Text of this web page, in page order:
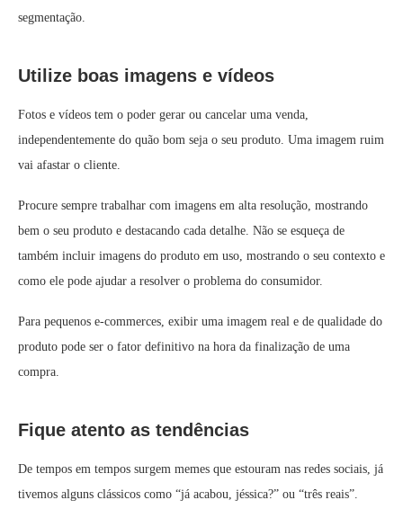
segmentação.
Utilize boas imagens e vídeos
Fotos e vídeos tem o poder gerar ou cancelar uma venda,
independentemente do quão bom seja o seu produto. Uma imagem ruim
vai afastar o cliente.
Procure sempre trabalhar com imagens em alta resolução, mostrando
bem o seu produto e destacando cada detalhe. Não se esqueça de
também incluir imagens do produto em uso, mostrando o seu contexto e
como ele pode ajudar a resolver o problema do consumidor.
Para pequenos e-commerces, exibir uma imagem real e de qualidade do
produto pode ser o fator definitivo na hora da finalização de uma
compra.
Fique atento as tendências
De tempos em tempos surgem memes que estouram nas redes sociais, já
tivemos alguns clássicos como “já acabou, jéssica?” ou “três reais”.